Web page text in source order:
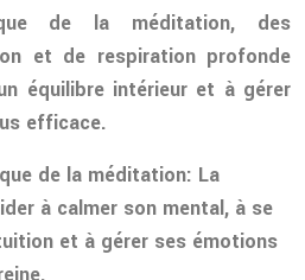
de la méditation, des
et de respiration profonde
équilibre intérieur et à gérer
efficace.
de la méditation: La
à calmer son mental, à se
et à gérer ses émotions